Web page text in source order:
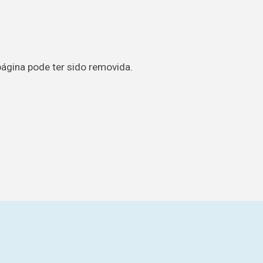
pode ter sido removida.